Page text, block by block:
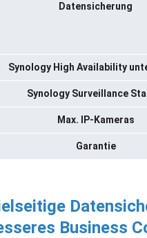
Datensicherung
Synology High Availability
Synology Surveillance
Max. IP-Kameras
Garantie
Business